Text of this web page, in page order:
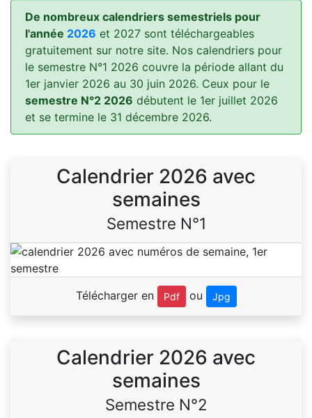
De nombreux calendriers semestriels pour
l'année 2026 et 2027 sont téléchargeables
gratuitement sur notre site. Nos calendriers pour
le semestre N°1 2026 couvre la période allant du
1er janvier 2026 au 30 juin 2026. Ceux pour le
semestre N°2 2026 débutent le 1er juillet 2026
et se termine le 31 décembre 2026.
Calendrier 2026 avec
semaines
Semestre N°1
Télécharger en Pdf ou Jpg
Calendrier 2026 avec
semaines
Semestre N°2